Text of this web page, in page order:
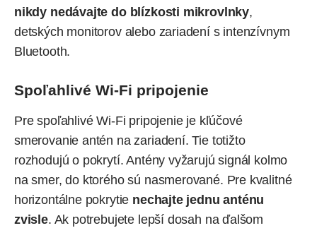
nikdy nedávajte do blízkosti mikrovlnky,
detských monitorov alebo zariadení s intenzívnym
Bluetooth.
Spoľahlivé Wi-Fi pripojenie
Pre spoľahlivé Wi-Fi pripojenie je kľúčové
smerovanie antén na zariadení. Tie totižto
rozhodujú o pokrytí. Antény vyžarujú signál kolmo
na smer, do ktorého sú nasmerované. Pre kvalitné
horizontálne pokrytie nechajte jednu anténu
zvisle. Ak potrebujete lepší dosah na ďalšom